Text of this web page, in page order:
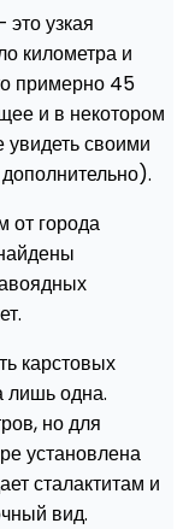
узкая
километра и
примерно 45
и в некотором
увидеть своими
от города
карстовых
лишь одна.
но для
установлена
сталактитам и
вид.